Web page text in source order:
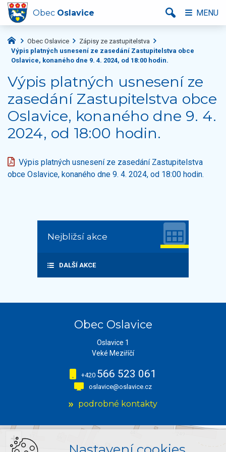
Obec Oslavice
Zápisy ze zastupitelstva
Výpis platných usnesení ze zasedání Zastupitelstva obce
Oslavice, konaného dne 9. 4. 2024, od 18:00 hodin.
Výpis platných usnesení ze
zasedání Zastupitelstva obce
Oslavice, konaného dne 9. 4.
2024, od 18:00 hodin.
Výpis platných usnesení ze zasedání Zastupitelstva
obce Oslavice, konaného dne 9. 4. 2024, od 18:00 hodin.
Nejbližsí akce
DALŠÍ AKCE
Obec Oslavice
Oslavice 1
Veké Meziříčí
+420 566 523 061
oslavice@oslavice.cz
podrobné kontakty
+
Obec Oslavice MENU